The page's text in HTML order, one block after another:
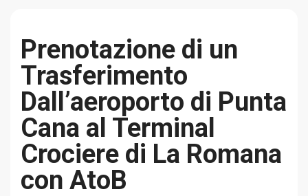
Prenotazione di un
Trasferimento
Dall’aeroporto di Punta
Cana al Terminal
Crociere di La Romana
con AtoB